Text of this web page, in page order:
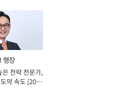
행장
은 전략 전문가,
약 속도 [2026